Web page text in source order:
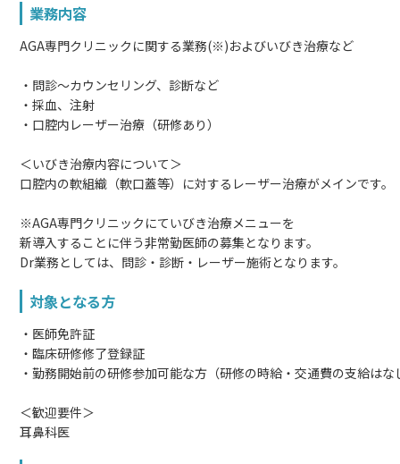
業務内容
AGA専門クリニックに関する業務(※)およびいびき治療など
・問診～カウンセリング、診断など
・採血、注射
・口腔内レーザー治療（研修あり）
＜いびき治療内容について＞
口腔内の軟組織（軟口蓋等）に対するレーザー治療がメインです。
※AGA専門クリニックにていびき治療メニューを
新導入することに伴う非常勤医師の募集となります。
Dr業務としては、問診・診断・レーザー施術となります。
対象となる方
・医師免許証
・臨床研修修了登録証
・勤務開始前の研修参加可能な方（研修の時給・交通費の支給はな
＜歓迎要件＞
耳鼻科医